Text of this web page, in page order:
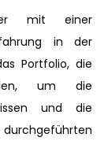
mit einer
in der
Portfolio, die
um die
und die